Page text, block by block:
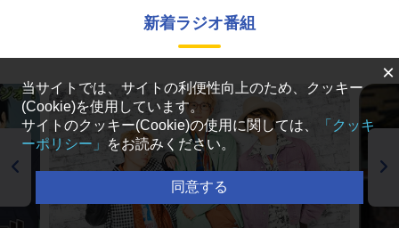
新着ラジオ番組
×
当サイトでは、サイトの利便性向上のため、クッキー
(Cookie)を使用しています。
サイトのクッキー(Cookie)の使用に関しては、
「クッキ
ーポリシー」
をお読みください。
同意する